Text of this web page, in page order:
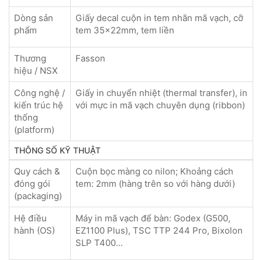
Dòng sản
phẩm
Giấy decal cuộn in tem nhãn mã vạch, cỡ
tem 35x22mm, tem liền
Thương
hiệu / NSX
Fasson
Công nghệ /
kiến trúc hệ
thống
(platform)
Giấy in chuyển nhiệt (thermal transfer), in
với mực in mã vạch chuyên dụng (ribbon)
THÔNG SỐ KỸ THUẬT
Quy cách &
đóng gói
(packaging)
Cuộn bọc màng co nilon; Khoảng cách
tem: 2mm (hàng trên so với hàng dưới)
Hệ điều
hành (OS)
Máy in mã vạch để bàn: Godex (G500,
EZ1100 Plus), TSC TTP 244 Pro, Bixolon
SLP T400...